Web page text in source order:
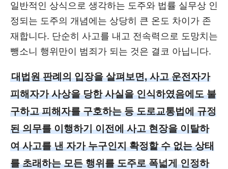
일반적인 상식으로 생각하는 도주와 법률 실무상 인
정되는 도주의 개념에는 상당히 큰 온도 차이가 존
재합니다. 단순히 사고를 내고 전속력으로 도망치는
뺑소니 행위만이 범죄가 되는 것은 결코 아닙니다.
대법원 판례의 입장을 살펴보면, 사고 운전자가
피해자가 사상을 당한 사실을 인식하였음에도 불
구하고 피해자를 구호하는 등 도로교통법에 규정
된 의무를 이행하기 이전에 사고 현장을 이탈하
여 사고를 낸 자가 누구인지 확정할 수 없는 상태
를 초래하는 모든 행위를 도주로 폭넓게 인정하